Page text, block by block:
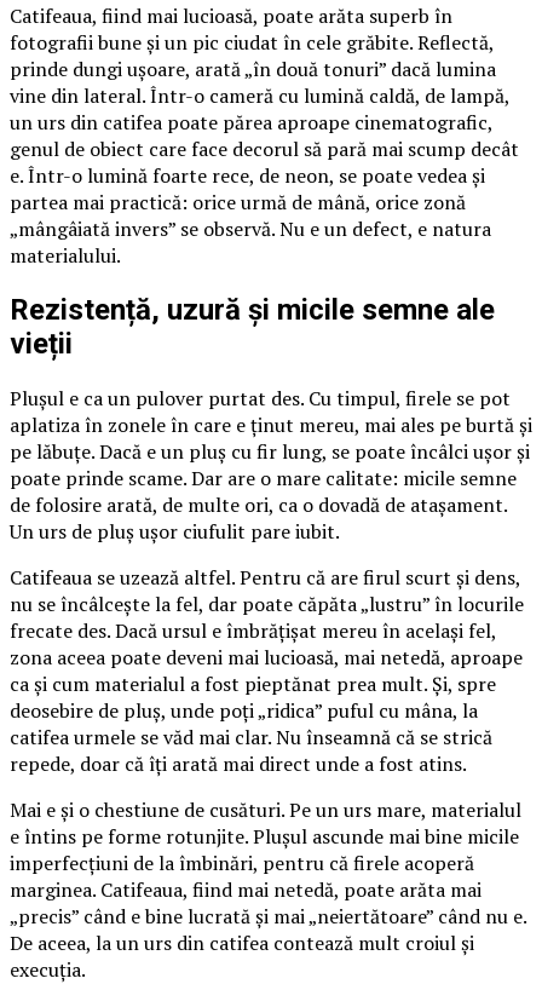
Catifeaua, fiind mai lucioasă, poate arăta superb în
fotografii bune și un pic ciudat în cele grăbite. Reflectă,
prinde dungi ușoare, arată „în două tonuri” dacă lumina
vine din lateral. Într-o cameră cu lumină caldă, de lampă,
un urs din catifea poate părea aproape cinematografic,
genul de obiect care face decorul să pară mai scump decât
e. Într-o lumină foarte rece, de neon, se poate vedea și
partea mai practică: orice urmă de mână, orice zonă
„mângâiată invers” se observă. Nu e un defect, e natura
materialului.
Rezistență, uzură și micile semne ale
vieții
Plușul e ca un pulover purtat des. Cu timpul, firele se pot
aplatiza în zonele în care e ținut mereu, mai ales pe burtă și
pe lăbuțe. Dacă e un pluș cu fir lung, se poate încâlci ușor și
poate prinde scame. Dar are o mare calitate: micile semne
de folosire arată, de multe ori, ca o dovadă de atașament.
Un urs de pluș ușor ciufulit pare iubit.
Catifeaua se uzează altfel. Pentru că are firul scurt și dens,
nu se încâlcește la fel, dar poate căpăta „lustru” în locurile
frecate des. Dacă ursul e îmbrățișat mereu în același fel,
zona aceea poate deveni mai lucioasă, mai netedă, aproape
ca și cum materialul a fost pieptănat prea mult. Și, spre
deosebire de pluș, unde poți „ridica” puful cu mâna, la
catifea urmele se văd mai clar. Nu înseamnă că se strică
repede, doar că îți arată mai direct unde a fost atins.
Mai e și o chestiune de cusături. Pe un urs mare, materialul
e întins pe forme rotunjite. Plușul ascunde mai bine micile
imperfecțiuni de la îmbinări, pentru că firele acoperă
marginea. Catifeaua, fiind mai netedă, poate arăta mai
„precis” când e bine lucrată și mai „neiertătoare” când nu e.
De aceea, la un urs din catifea contează mult croiul și
execuția.